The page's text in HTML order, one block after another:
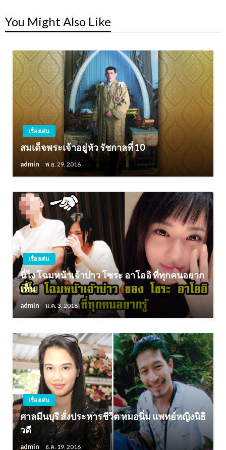
You Might Also Like
เรื่องเด่น
สมเด็จพระเจ้าอยู่หัว รัชกาลที่ 10
admin พ.ย. 29, 2016
เรื่องเด่น
นี่ไง โฉมหน้าเจ้าบ่าว โซระ อาโออิ ที่ทุกคนอยาก
เห็น
admin ม.ค. 3, 2018
เรื่องเด่น
ศาลมีนบุรี สั่งประหารชีวิต หมอนิ่ม แพทย์หญิงนิธิ
วดี
admin ธ.ค. 19, 2016